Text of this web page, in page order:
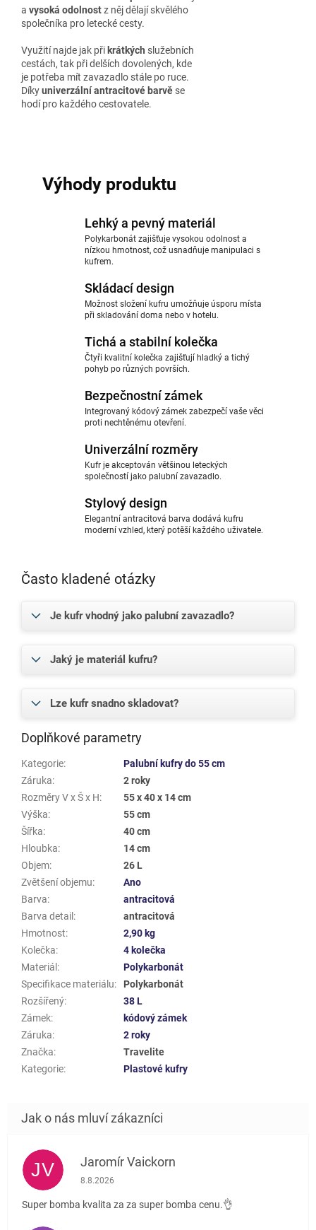
a vysoká odolnostz něj dělají skvělého
společníka pro letecké cesty.
Využití najde jak při krátkých služebních
cestách, tak při delších dovolených, kde
je potřeba mít zavazadlo stále po ruce.
Díkyuniverzální antracitové barvě se
hodí pro každého cestovatele.
Výhody produktu
Lehký a pevný materiál
Polykarbonát zajišťuje vysokou odolnost a
nízkou hmotnost, což usnadňuje manipulaci s
kufrem.
Skládací design
Možnost složení kufru umožňuje úsporu místa
při skladování doma nebo v hotelu.
Tichá a stabilní kolečka
Čtyři kvalitní kolečka zajišťují hladký a tichý
pohyb po různých površích.
Bezpečnostní zámek
Integrovaný kódový zámek zabezpečí vaše věci
proti nechtěnému otevření.
Univerzální rozměry
Kufr je akceptován většinou leteckých
společností jako palubní zavazadlo.
Stylový design
Elegantní antracitová barva dodává kufru
moderní vzhled, který potěší každého uživatele.
Často kladené otázky
Je kufr vhodný jako palubní zavazadlo?
Jaký je materiál kufru?
Lze kufr snadno skladovat?
Doplňkové parametry
Kategorie:
Palubní kufry do 55 cm
Záruka:
2 roky
Rozměry V x Š x H:
55 x 40 x 14 cm
Výška:
55 cm
Šířka:
40 cm
Hloubka:
14 cm
Objem:
26 L
Zvětšení objemu:
Ano
Barva:
antracitová
Barva detail :
antracitová
Hmotnost:
2,90 kg
Kolečka:
4 kolečka
Materiál :
Polykarbonát
Specifikace materiálu:
Polykarbonát
Rozšířený:
38 L
Zámek:
kódový zámek
Záruka:
2 roky
Značka:
Travelite
Kategorie: Plastové kufry
JV Jaromír Vaickorn
Hodnocení obchodu je 5 z 5 hvězdiček.
8.8.2026
Super bomba kvalita za za super bomba cenu.👌